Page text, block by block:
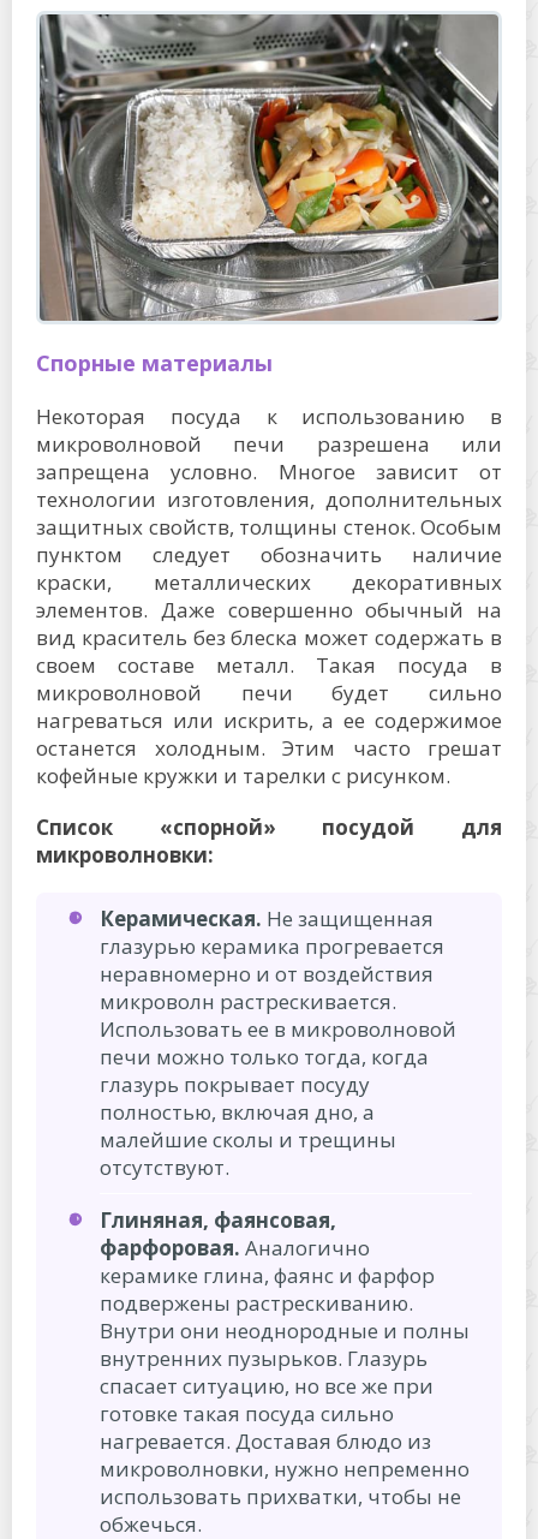
Спорные материалы
Некоторая посуда к использованию в
микроволновой печи разрешена или
запрещена условно. Многое зависит от
технологии изготовления, дополнительных
защитных свойств, толщины стенок. Особым
пунктом следует обозначить наличие
краски, металлических декоративных
элементов. Даже совершенно обычный на
вид краситель без блеска может содержать в
своем составе металл. Такая посуда в
микроволновой печи будет сильно
нагреваться или искрить, а ее содержимое
останется холодным. Этим часто грешат
кофейные кружки и тарелки с рисунком.
Список «спорной» посудой для
микроволновки:
Керамическая. Не защищенная
глазурью керамика прогревается
неравномерно и от воздействия
микроволн растрескивается.
Использовать ее в микроволновой
печи можно только тогда, когда
глазурь покрывает посуду
полностью, включая дно, а
малейшие сколы и трещины
отсутствуют.
Глиняная, фаянсовая,
фарфоровая. Аналогично
керамике глина, фаянс и фарфор
подвержены растрескиванию.
Внутри они неоднородные и полны
внутренних пузырьков. Глазурь
спасает ситуацию, но все же при
готовке такая посуда сильно
нагревается. Доставая блюдо из
микроволновки, нужно непременно
использовать прихватки, чтобы не
обжечься.